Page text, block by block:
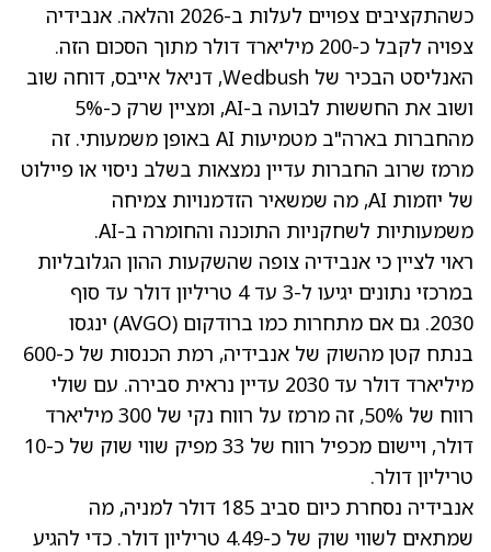
כשהתקציבים צפויים לעלות ב-2026 והלאה. אנבידיה
צפויה לקבל כ-200 מיליארד דולר מתוך הסכום הזה.
האנליסט הבכיר של Wedbush, דניאל אייבס, דוחה שוב
ושוב את החששות לבועה ב-AI, ומציין שרק כ-5%
מהחברות בארה"ב מטמיעות AI באופן משמעותי. זה
מרמז שרוב החברות עדיין נמצאות בשלב ניסוי או פיילוט
של יוזמות AI, מה שמשאיר הזדמנויות צמיחה
משמעותיות לשחקניות התוכנה והחומרה ב-AI.
ראוי לציין כי אנבידיה צופה שהשקעות ההון הגלובליות
במרכזי נתונים יגיעו ל-3 עד 4 טריליון דולר עד סוף
2030. גם אם מתחרות כמו ברודקום
(AVGO)
ינגסו
בנתח קטן מהשוק של אנבידיה, רמת הכנסות של כ-600
מיליארד דולר עד 2030 עדיין נראית סבירה. עם
שולי
רווח
של 50%, זה מרמז על רווח נקי של 300 מיליארד
דולר, ויישום מכפיל רווח
של 33 מפיק שווי שוק של כ-10
טריליון דולר.
אנבידיה נסחרת כיום סביב 185 דולר למניה, מה
שמתאים לשווי שוק של כ-4.49 טריליון דולר. כדי להגיע